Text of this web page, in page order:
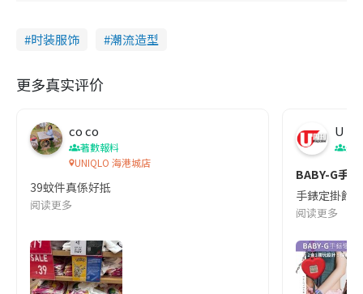
时装服饰 潮流造型
更多真实评价
co co
著數報料
UNIQLO 海港城店
39蚊件真係好抵
阅读更多
U
美
BABY-G手
手錶定掛飾
阅读更多